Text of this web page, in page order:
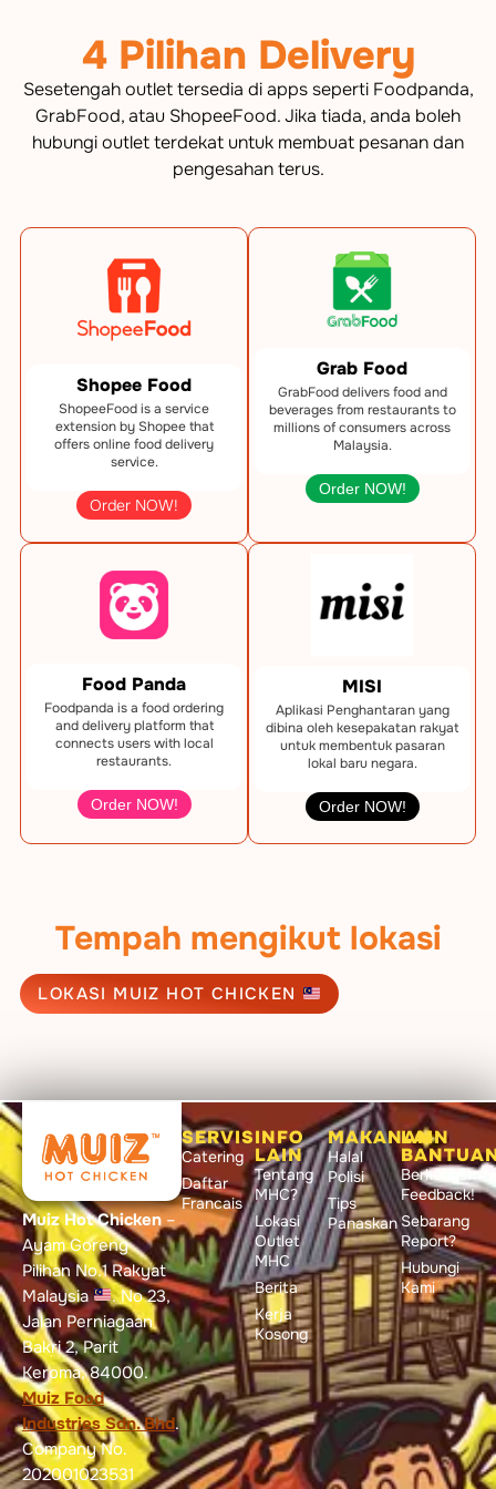
4 Pilihan Delivery
Sesetengah outlet tersedia di apps seperti Foodpanda,
GrabFood, atau ShopeeFood. Jika tiada, anda boleh
hubungi outlet terdekat untuk membuat pesanan dan
pengesahan terus.
Shopee Food
ShopeeFood is a service
extension by Shopee that
offers online food delivery
service.
Order NOW!
Grab Food
GrabFood delivers food and
beverages from restaurants to
millions of consumers across
Malaysia.
Order NOW!
Food Panda
Foodpanda is a food ordering
and delivery platform that
connects users with local
restaurants.
Order NOW!
MISI
Aplikasi Penghantaran yang
dibina oleh kesepakatan rakyat
untuk membentuk pasaran
lokal baru negara.
Order NOW!
Tempah mengikut lokasi
LOKASI MUIZ HOT CHICKEN
Muiz Hot Chicken–
Ayam Goreng
Pilihan No.1 Rakyat
Malaysia
. No 23,
Jalan Perniagaan
Bakri 2, Parit
Keroma, 84000.
Muiz Food
Industries Sdn. Bhd.
Company No.
202001023531
SERVIS
Catering
Daftar
Francais
INFO
LAIN
Tentang
MHC?
Lokasi
Outlet
MHC
Berita
Kerja
Kosong
MAKANAN
Halal
Polisi
Tips
Panaskan
LAIN
Berkongsi
Feedback!
Sebarang
Report?
Hubungi
Kami